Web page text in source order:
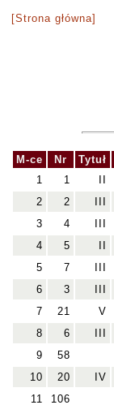
[Strona główna]
M-ce Nr Tytuł
1
1
2
2
3
4
4
5
5
7
6
3
7
21 V
8
6
9
58
10
20 IV
11
106